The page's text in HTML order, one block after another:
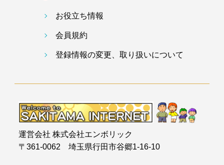
お役立ち情報
会員規約
登録情報の変更、取り扱いについて
運営会社 株式会社エンボリック
〒361-0062 埼玉県行田市谷郷1-16-10